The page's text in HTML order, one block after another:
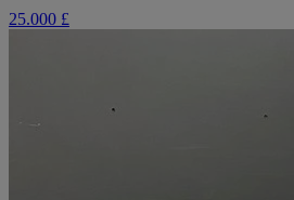
25.000 £